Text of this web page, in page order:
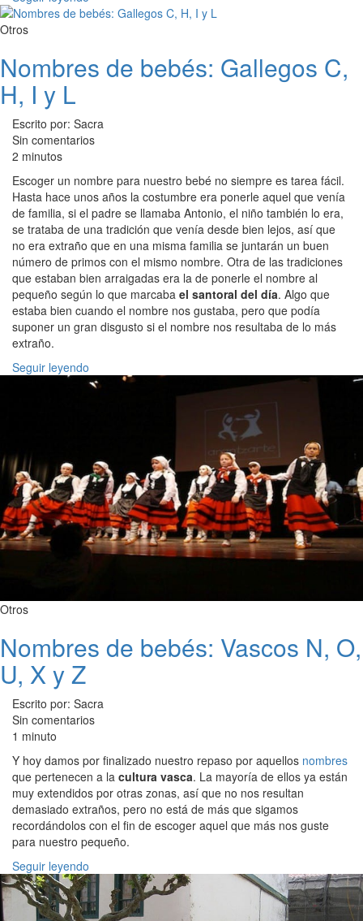
Otros
Nombres de bebés: Gallegos C,
H, I y L
Escrito por: Sacra
Sin comentarios
2 minutos
Escoger un nombre para nuestro bebé no siempre es tarea fácil.
Hasta hace unos años la costumbre era ponerle aquel que venía
de familia, si el padre se llamaba Antonio, el niño también lo era,
se trataba de una tradición que venía desde bien lejos, así que
no era extraño que en una misma familia se juntarán un buen
número de primos con el mismo nombre. Otra de las tradiciones
que estaban bien arraigadas era la de ponerle el nombre al
pequeño según lo que marcaba el santoral del día. Algo que
estaba bien cuando el nombre nos gustaba, pero que podía
suponer un gran disgusto si el nombre nos resultaba de lo más
extraño.
Seguir leyendo
Otros
Nombres de bebés: Vascos N, O,
U, X y Z
Escrito por: Sacra
Sin comentarios
1 minuto
Y hoy damos por finalizado nuestro repaso por aquellos nombres
que pertenecen a la cultura vasca. La mayoría de ellos ya están
muy extendidos por otras zonas, así que no nos resultan
demasiado extraños, pero no está de más que sigamos
recordándolos con el fin de escoger aquel que más nos guste
para nuestro pequeño.
Seguir leyendo